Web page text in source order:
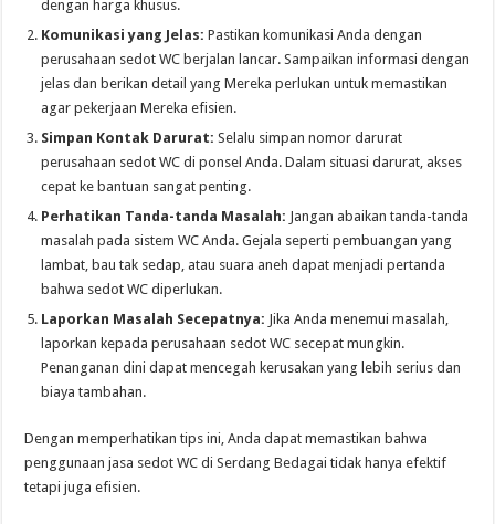
dengan harga khusus.
Komunikasi yang Jelas: Pastikan komunikasi Anda dengan
perusahaan sedot WC berjalan lancar. Sampaikan informasi dengan
jelas dan berikan detail yang Mereka perlukan untuk memastikan
agar pekerjaan Mereka efisien.
Simpan Kontak Darurat: Selalu simpan nomor darurat
perusahaan sedot WC di ponsel Anda. Dalam situasi darurat, akses
cepat ke bantuan sangat penting.
Perhatikan Tanda-tanda Masalah: Jangan abaikan tanda-tanda
masalah pada sistem WC Anda. Gejala seperti pembuangan yang
lambat, bau tak sedap, atau suara aneh dapat menjadi pertanda
bahwa sedot WC diperlukan.
Laporkan Masalah Secepatnya: Jika Anda menemui masalah,
laporkan kepada perusahaan sedot WC secepat mungkin.
Penanganan dini dapat mencegah kerusakan yang lebih serius dan
biaya tambahan.
Dengan memperhatikan tips ini, Anda dapat memastikan bahwa
penggunaan jasa sedot WC di Serdang Bedagai tidak hanya efektif
tetapi juga efisien.